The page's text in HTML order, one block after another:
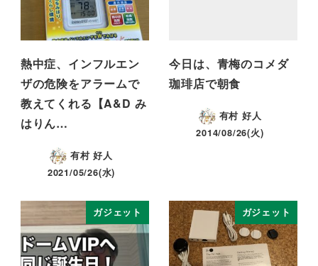
熱中症、インフルエン
ザの危険をアラームで
教えてくれる【A&D み
はりん…
有村 好人
2021/05/26(水)
今日は、青梅のコメダ
珈琲店で朝食
有村 好人
2014/08/26(火)
ガジェット ガジェット